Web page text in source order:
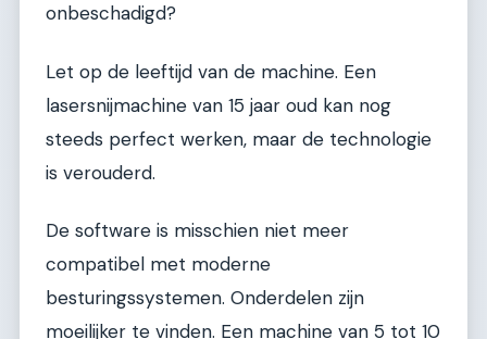
onbeschadigd?
Let op de leeftijd van de machine. Een
lasersnijmachine van 15 jaar oud kan nog
steeds perfect werken, maar de technologie
is verouderd.
De software is misschien niet meer
compatibel met moderne
besturingssystemen. Onderdelen zijn
moeilijker te vinden. Een machine van 5 tot 10